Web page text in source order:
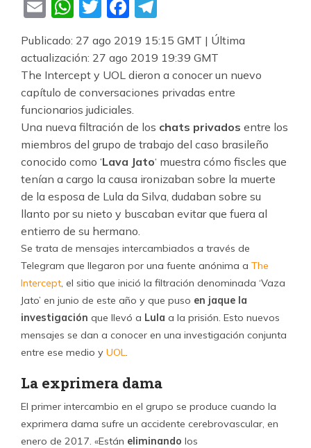
EmailWhatsApp
TwitterFacebook
Publicado: 27 ago 2019 15:15 GMT | Última
actualización: 27 ago 2019 19:39 GMT
The Intercept y UOL dieron a conocer un nuevo
capítulo de conversaciones privadas entre
funcionarios judiciales.
Una nueva filtración de los chats privados entre los
miembros del grupo de trabajo del caso brasileño
conocido como ‘Lava Jato‘ muestra cómo fiscles que
tenían a cargo la causa ironizaban sobre la muerte
de la esposa de Lula da Silva, dudaban sobre su
llanto por su nieto y buscaban evitar que fuera al
entierro de su hermano.
Se trata de mensajes intercambiados a través de
Telegram que llegaron por una fuente anónima a The
Intercept, el sitio que inició la filtración denominada ‘Vaza
Jato’ en junio de este año y que puso en jaque la
investigación que llevó a Lula a la prisión. Esto nuevos
mensajes se dan a conocer en una investigación conjunta
entre ese medio y UOL.
La exprimera dama
El primer intercambio en el grupo se produce cuando la
exprimera dama sufre un accidente cerebrovascular, en
enero de 2017. «Están eliminando los